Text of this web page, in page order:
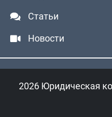
Статьи
Новости
2026 Юридическая